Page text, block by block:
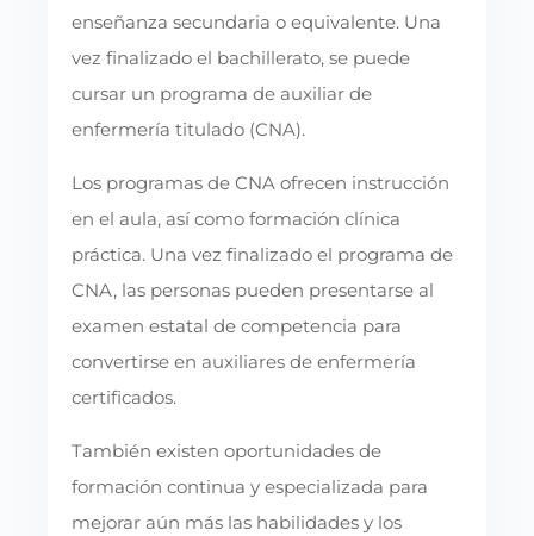
enseñanza secundaria o equivalente. Una
vez finalizado el bachillerato, se puede
cursar un programa de auxiliar de
enfermería titulado (CNA).
Los programas de CNA ofrecen instrucción
en el aula, así como formación clínica
práctica. Una vez finalizado el programa de
CNA, las personas pueden presentarse al
examen estatal de competencia para
convertirse en auxiliares de enfermería
certificados.
También existen oportunidades de
formación continua y especializada para
mejorar aún más las habilidades y los